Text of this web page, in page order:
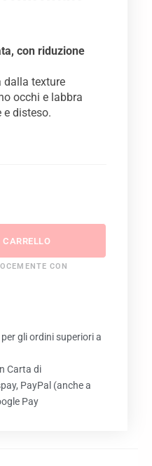
con riduzione
dalla texture
occhi e labbra
e disteso.
CON
per gli ordini superiori a
Carta di
PayPal (anche a
Pay